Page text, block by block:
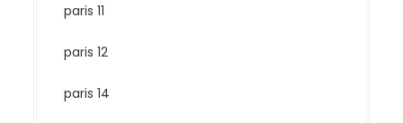
paris 11
paris 12
paris 14